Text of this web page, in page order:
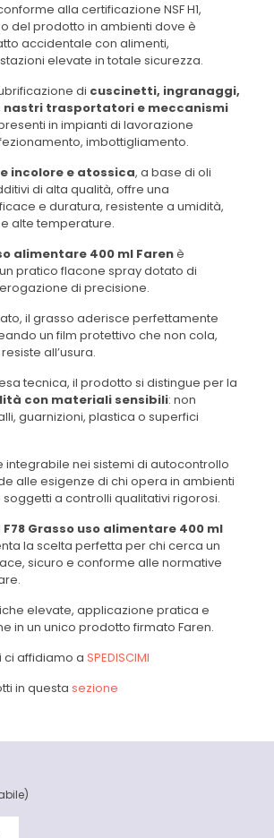
alla certificazione NSF H1,
del prodotto in ambienti dove è
accidentale con alimenti,
elevate in totale sicurezza.
di cuscinetti, ingranaggi,
nastri trasportatori e meccanismi
in impianti di lavorazione
imbottigliamento.
incolore e atossica, a base di oli
di alta qualità, offre una
e duratura, resistente a umidità,
alte temperature.
alimentare 400 ml Farenè
pratico flacone spray dotato di
di precisione.
il grasso aderisce perfettamente
un film protettivo che non cola,
all’usura.
tecnica, il prodotto si distingue per la
con materiali sensibili: non
guarnizioni, plastica o superfici
integrabile nei sistemi di autocontrollo
alle esigenze di chi opera in ambienti
a controlli qualitativi rigorosi.
F78 Grasso uso alimentare 400 ml
la scelta perfetta per chi cerca un
sicuro e conforme alle normative
elevate, applicazione pratica e
in un unico prodotto firmato Faren.
ci affidiamo a SPEDISCIMI
in questa sezione